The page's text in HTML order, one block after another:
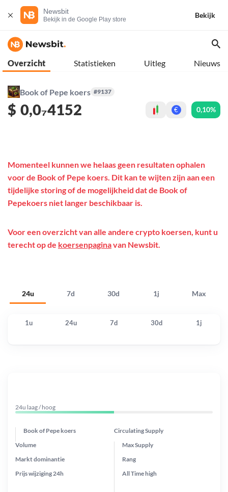
Newsbit
Bekijk in de Google Play store
Bekijk
Overzicht Statistieken Uitleg Nieuws
Book of Pepe koers #9137
$ 0,0₇4152 € 0,10%
24u 7d 30d 1j Max
Momenteel kunnen we helaas geen resultaten ophalen
voor de Book of Pepe koers. Dit kan te wijten zijn aan een
tijdelijke storing of de mogelijkheid dat de Book of
Pepekoers niet langer beschikbaar is.
Voor een overzicht van alle andere crypto koersen, kunt u
terecht op de koersenpaginavan Newsbit.
1u 24u 7d 30d 1j
24u laag / hoog
Book of Pepe koers Circulating Supply
Prijs wijziging 24h
Max Supply
Markt dominantie
Volume
Rang
All Timehigh